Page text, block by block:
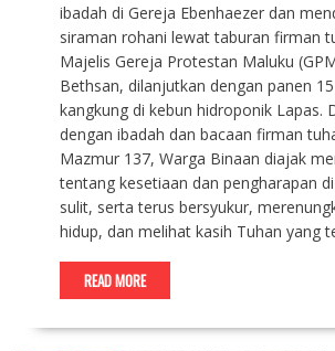
ibadah di Gereja Ebenhaezer dan
siraman rohani lewat taburan firman
Majelis Gereja Protestan Maluku
Bethsan, dilanjutkan dengan panen
kangkung di kebun hidroponik Lapas.
dengan ibadah dan bacaan firman
Mazmur 137, Warga Binaan diajak
tentang kesetiaan dan pengharapan
sulit, serta terus bersyukur,
hidup, dan melihat kasih Tuhan yang
READ MORE